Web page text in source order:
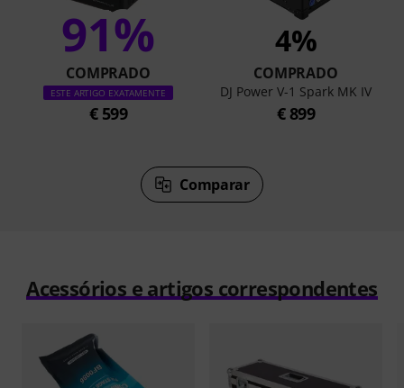
91%
COMPRADO
ESTE ARTIGO EXATAMENTE
€ 599
4%
COMPRADO
DJ Power V-1 Spark MK IV
€ 899
Comparar
Acessórios e artigos correspondentes